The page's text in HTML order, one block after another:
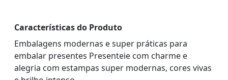
Características do Produto
Embalagens modernas e super práticas para
embalar presentes Presenteie com charme e
alegria com estampas super modernas, cores vivas